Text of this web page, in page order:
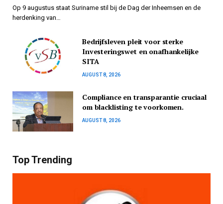
Op 9 augustus staat Suriname stil bij de Dag der Inheemsen en de
herdenking van…
Bedrijfsleven pleit voor sterke
Investeringswet en onafhankelijke
SITA
AUGUST 8, 2026
Compliance en transparantie cruciaal
om blacklisting te voorkomen.
AUGUST 8, 2026
Top Trending